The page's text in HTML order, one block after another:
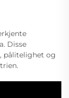
Disse
pålitelighet og